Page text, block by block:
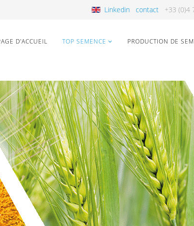
Linkedin contact +33 (0)4
D'ACCUEIL TOP SEMENCE PRODUCTION DE